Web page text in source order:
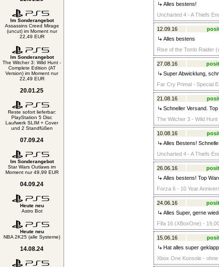
Im Sonderangebot
Assassins Creed Mirage
(uncut) im Moment nur
22,49 EUR
Im Sonderangebot
The Witcher 3: Wild Hunt -
Complete Edition (AT
Version) im Moment nur
22,49 EUR
20.01.25
Reste sofort lieferbar:
PlayStation 5 Disc
Laufwerk SLIM + Cover
und 2 Standfüßen
07.09.24
Im Sonderangebot
Star Wars Outlaws im
Moment nur 49,99 EUR
04.09.24
Heute neu
Astro Bot
Heute neu
NBA 2K25 (alle Systeme)
14.08.24
Alles bestens!
Uncharted 4 - A Thiefs
12.09.16
Alles bestens
Rise of the Tomb Raider
27.08.16
Super Abwicklung,
Far Cry Primal - Special
21.08.16
Schneller Versand.
The Witcher 3 - Wild
10.08.16
Alles Bestens!
Uncharted 4 - A Thiefs
26.06.16
Alles bestens! Top
Forza 6 - 10 Year
24.06.16
Alles Super, gerne
Fifa 16 (XBoxOne) -
15.06.16
Hat alles super
Xbox One Konsole -